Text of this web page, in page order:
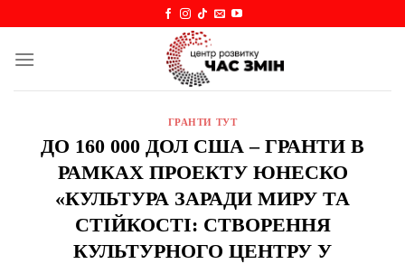
content
ГРАНТИ ТУТ
ДО 160 000 ДОЛ США – ГРАНТИ В
РАМКАХ ПРОЕКТУ ЮНЕСКО
«КУЛЬТУРА ЗАРАДИ МИРУ ТА
СТІЙКОСТІ: СТВОРЕННЯ
КУЛЬТУРНОГО ЦЕНТРУ У